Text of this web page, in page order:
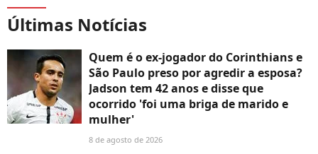
Últimas Notícias
Quem é o ex-jogador do Corinthians e
São Paulo preso por agredir a esposa?
Jadson tem 42 anos e disse que
ocorrido 'foi uma briga de marido e
mulher'
8 de agosto de 2026